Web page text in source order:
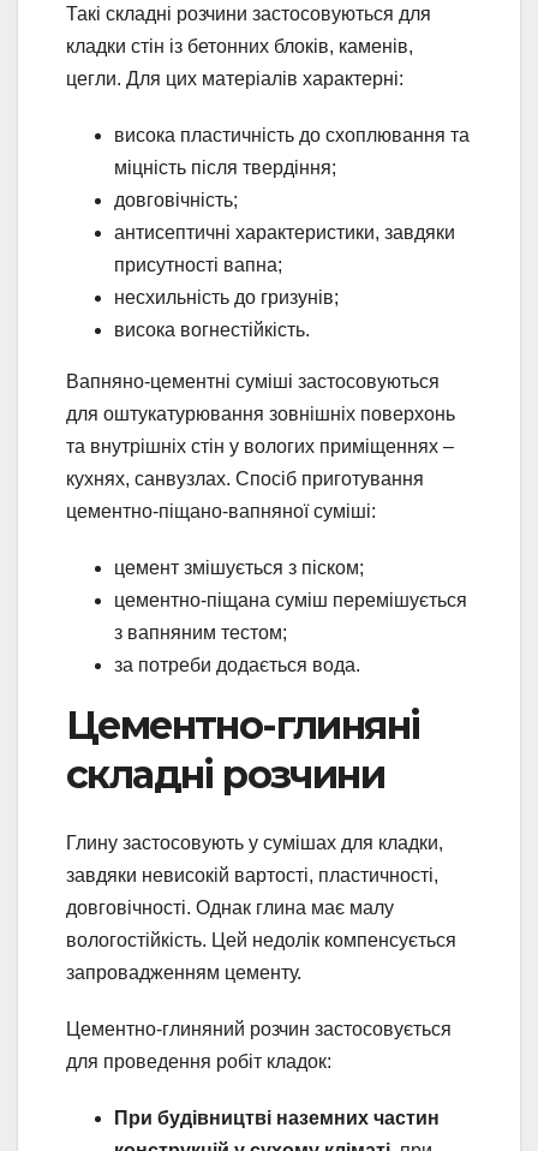
Такі складні розчини застосовуються для
кладки стін із бетонних блоків, каменів,
цегли. Для цих матеріалів характерні:
висока пластичність до схоплювання та
міцність після твердіння;
довговічність;
антисептичні характеристики, завдяки
присутності вапна;
несхильність до гризунів;
висока вогнестійкість.
Вапняно-цементні суміші застосовуються
для оштукатурювання зовнішніх поверхонь
та внутрішніх стін у вологих приміщеннях –
кухнях, санвузлах. Спосіб приготування
цементно-піщано-вапняної суміші:
цемент змішується з піском;
цементно-піщана суміш перемішується
з вапняним тестом;
за потреби додається вода.
Цементно-глиняні
складні розчини
Глину застосовують у сумішах для кладки,
завдяки невисокій вартості, пластичності,
довговічності. Однак глина має малу
вологостійкість. Цей недолік компенсується
запровадженням цементу.
Цементно-глиняний розчин застосовується
для проведення робіт кладок:
При будівництві наземних частин